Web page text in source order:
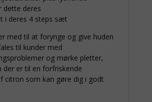
dette deres
i deres 4 steps sæt
med til at forynge og give huden
til kunder med
og mørke pletter,
der er til en forfriskende
citron som kan gøre dig i godt